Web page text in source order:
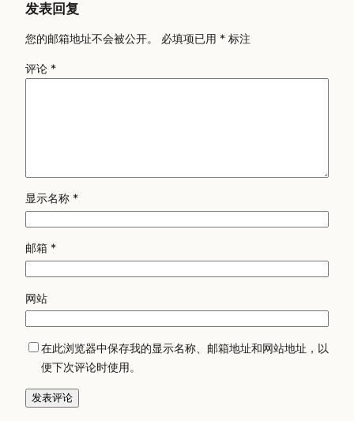
发表回复
您的邮箱地址不会被公开。 必填项已用 * 标注
评论 *
显示名称 *
邮箱 *
网站
在此浏览器中保存我的显示名称、邮箱地址和网站地址，以
便下次评论时使用。